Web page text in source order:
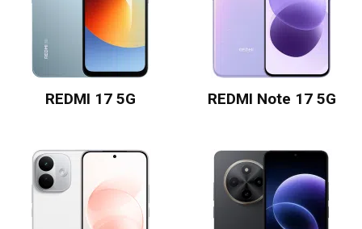
REDMI 17 5G REDMI Note 17 5G